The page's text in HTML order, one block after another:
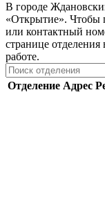
В городе
«Открытие». Чтобы
или контактный
странице
работе.
Отделение Адрес